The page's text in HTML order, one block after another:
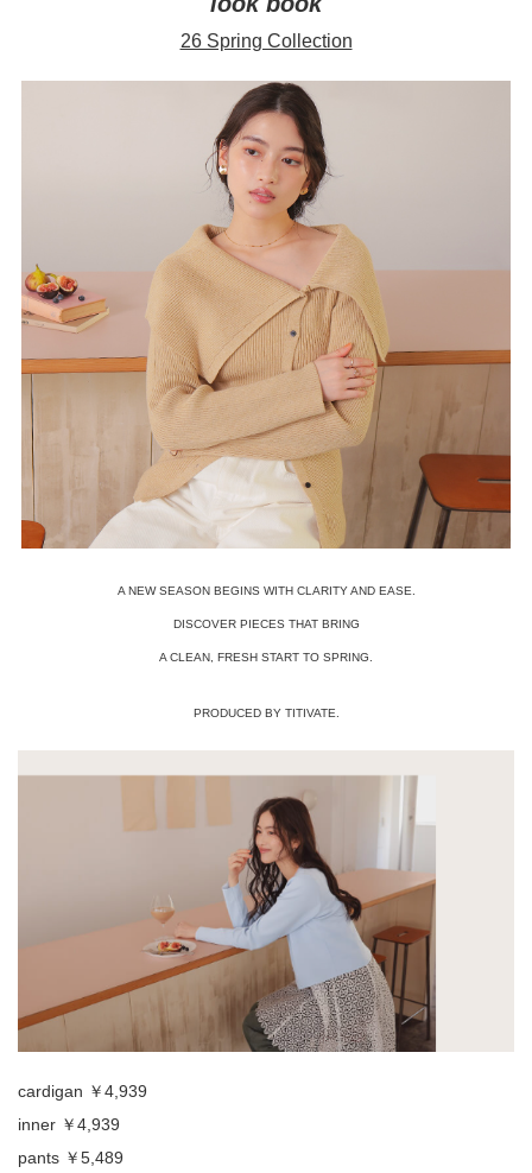
26 Spring Collection
A NEW SEASON BEGINS WITH CLARITY AND EASE.
DISCOVER PIECES THAT BRING
A CLEAN, FRESH START TO SPRING.
PRODUCED BY TITIVATE.
cardigan ￥4,939
inner ￥4,939
pants ￥5,489